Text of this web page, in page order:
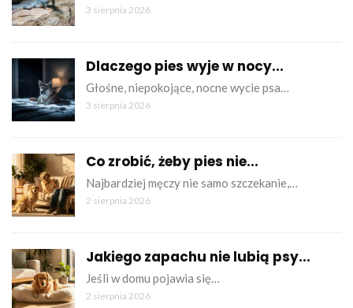
3 sierpnia 2026
Dlaczego pies wyje w nocy...
Głośne, niepokojące, nocne wycie psa…
3 sierpnia 2026
Co zrobić, żeby pies nie...
Najbardziej męczy nie samo szczekanie,…
2 sierpnia 2026
Jakiego zapachu nie lubią psy...
Jeśli w domu pojawia się…
2 sierpnia 2026